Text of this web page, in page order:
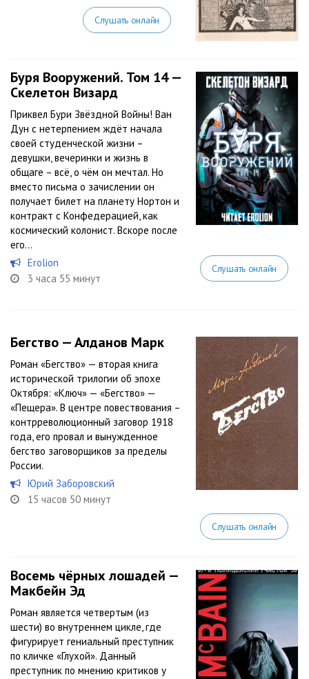
Слушать онлайн
Буря Вооружений. Том 14 —
Скелетон Визард
Приквел Бури Звёздной Войны! Ван
Дун с нетерпением ждёт начала
своей студенческой жизни –
девушки, вечеринки и жизнь в
общаге – всё, о чём он мечтал. Но
вместо письма о зачислении он
получает билет на планету Нортон и
контракт с Конфедерацией, как
космический колонист. Вскоре после
его...
Erolion
3 часа 55 минут
Слушать онлайн
Бегство — Алданов Марк
Роман «Бегство» — вторая книга
исторической трилогии об эпохе
Октября: «Ключ» — «Бегство» —
«Пещера». В центре повествования –
контрреволюционный заговор 1918
года, его провал и вынужденное
бегство заговорщиков за пределы
России.
Юрий Заборовский
15 часов 50 минут
Слушать онлайн
Восемь чёрных лошадей —
Макбейн Эд
Роман является четвертым (из
шести) во внутреннем цикле, где
фигурирует гениальный преступник
по кличке «Глухой». Данный
преступник по мнению критиков у